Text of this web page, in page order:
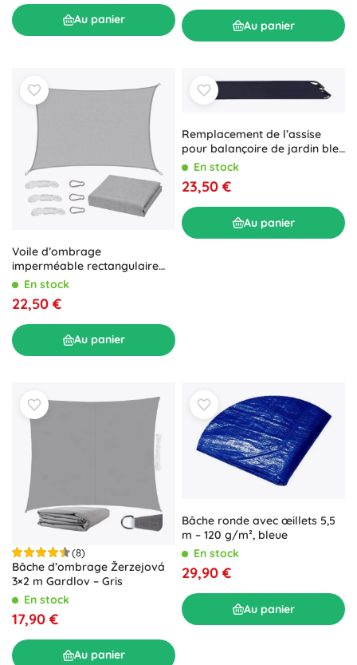
Au panier Au panier
Voile d’ombrage
imperméable rectangulaire
grise 300 × 400 cm
En stock
22,50 €
Au panier
Remplacement de l’assise
pour balançoire de jardin bleu
foncé
En stock
23,50 €
Au panier
(8)
Bâche d’ombrage Žerzejová
3×2 m Gardlov – Gris
En stock
17,90 €
Au panier
Bâche ronde avec œillets 5,5
m – 120 g/m², bleue
En stock
29,90 €
Au panier